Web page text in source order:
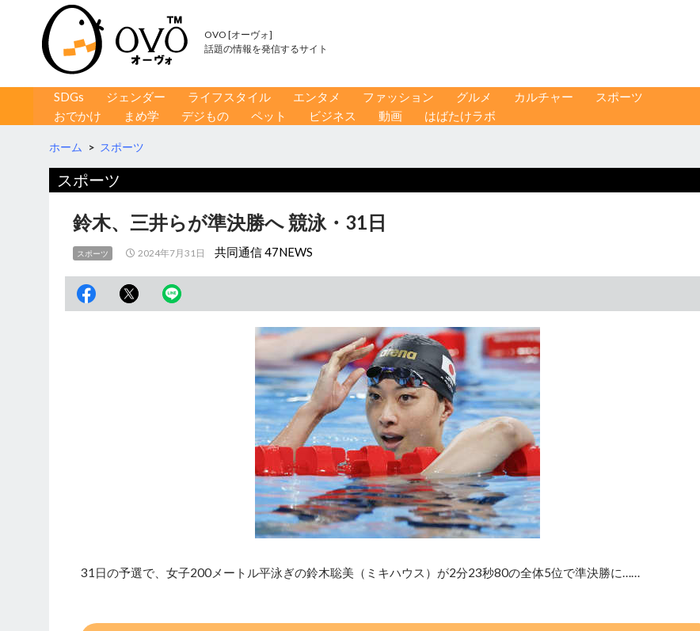
OVO [オーヴォ]
話題の情報を発信するサイト
コンテンツへ移動
SDGs ジェンダー ライフスタイル エンタメ ファッション グルメ カルチャー
スポーツ
おでかけ
まめ学 デジもの ペット ビジネス 動画 はばたけラボ
ホーム > スポーツ
スポーツ
鈴木、三井らが準決勝へ 競泳・31日
スポーツ 2024年7月31日 共同通信 47NEWS
31日の予選で、女子200メートル平泳ぎの鈴木聡美（ミキハウス）が2分23秒80の全体5位で準決勝に……